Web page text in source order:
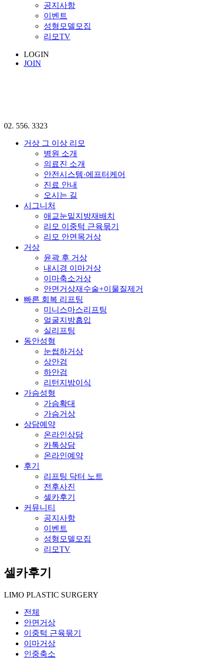
공지사항
이벤트
성형모델모집
리모TV
LOGIN
JOIN
02. 556. 3323
거상 그 이상 리모
병원 소개
의료진 소개
안전시스템·에프터케어
진료 안내
오시는 길
시그니처
애교눈밑지방재배치
리모 이중턱 근육묶기
리모 안면목거상
거상
윤곽 후 거상
내시경 이마거상
이마축소거상
안면거상재수술+이물질제거
빠른 회복 리프팅
미니스마스리프팅
얼굴지방흡입
실리프팅
동안성형
눈썹하거상
상안검
하안검
리턴지방이식
가슴성형
가슴확대
가슴거상
상담예약
온라인상담
카톡상담
온라인예약
후기
리프팅 닥터 노트
전후사진
셀카후기
커뮤니티
공지사항
이벤트
성형모델모집
리모TV
셀카후기
LIMO PLASTIC SURGERY
전체
안면거상
이중턱 근육묶기
이마거상
인중축소